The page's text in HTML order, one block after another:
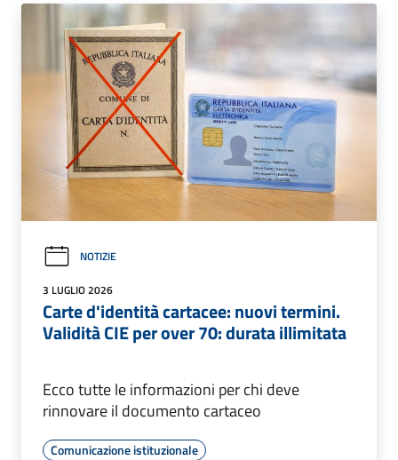
NOTIZIE
3 LUGLIO 2026
Carte d'identità cartacee: nuovi termini.
Validità CIE per over 70: durata illimitata
Ecco tutte le informazioni per chi deve
rinnovare il documento cartaceo
Comunicazione istituzionale